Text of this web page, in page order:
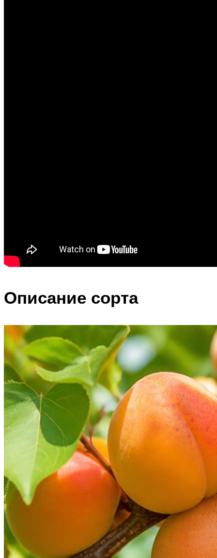
Описание сорта